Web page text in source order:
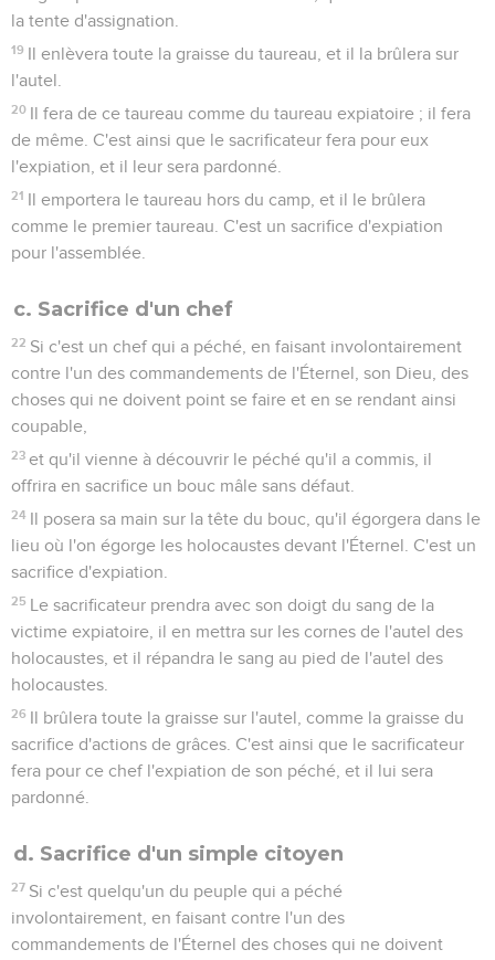
la tente d'assignation.
19 Il enlèvera toute la graisse du taureau, et il la brûlera sur
l'autel.
20 Il fera de ce taureau comme du taureau expiatoire ; il fera
de même. C'est ainsi que le sacrificateur fera pour eux
l'expiation, et il leur sera pardonné.
21 Il emportera le taureau hors du camp, et il le brûlera
comme le premier taureau. C'est un sacrifice d'expiation
pour l'assemblée.
c. Sacrifice d'un chef
22 Si c'est un chef qui a péché, en faisant involontairement
contre l'un des commandements de l'Éternel, son Dieu, des
choses qui ne doivent point se faire et en se rendant ainsi
coupable,
23 et qu'il vienne à découvrir le péché qu'il a commis, il
offrira en sacrifice un bouc mâle sans défaut.
24 Il posera sa main sur la tête du bouc, qu'il égorgera dans le
lieu où l'on égorge les holocaustes devant l'Éternel. C'est un
sacrifice d'expiation.
25 Le sacrificateur prendra avec son doigt du sang de la
victime expiatoire, il en mettra sur les cornes de l'autel des
holocaustes, et il répandra le sang au pied de l'autel des
holocaustes.
26 Il brûlera toute la graisse sur l'autel, comme la graisse du
sacrifice d'actions de grâces. C'est ainsi que le sacrificateur
fera pour ce chef l'expiation de son péché, et il lui sera
pardonné.
d. Sacrifice d'un simple citoyen
27 Si c'est quelqu'un du peuple qui a péché
involontairement, en faisant contre l'un des
commandements de l'Éternel des choses qui ne doivent